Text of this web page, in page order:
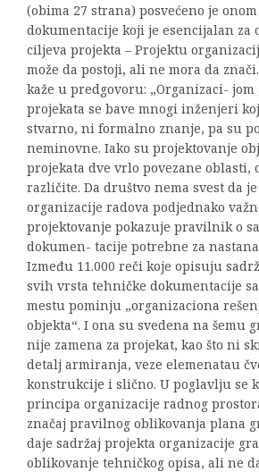
(obima 27 strana) posvećeno je
dokumentacije koji je esencijalan za
ciljeva projekta – Projektu
može da postoji, ali ne mora da
kaže u predgovoru: „Organizaci-
projekata se bave mnogi inženjeri
stvarno, ni formalno znanje, pa su
neminovne. Iako su projektovanje
projekata dve vrlo povezane oblasti,
različite. Da društvo nema svest da
organizacije radova podjednako
projektovanje pokazuje pravilnik o
dokumen- tacije potrebne za
Između 11.000 reči koje opisuju
svih vrsta tehničke dokumentacije
mestu pominju „organizaciona
objekta“. I ona su svedena na šemu
nije zamena za projekat, kao što ni
detalj armiranja, veze elemenatau
konstrukcije i slično. U poglavlju se
principa organizacije radnog
značaj pravilnog oblikovanja plana
daje sadržaj projekta organizacije
oblikovanje tehničkog opisa, ali ne